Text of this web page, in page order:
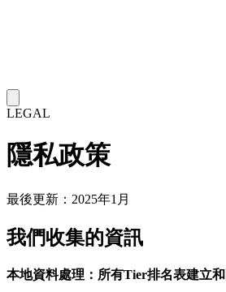
LEGAL
隱私政策
最後更新：2025年1月
我們收集的資訊
本地資料處理：所有Tier排名表建立